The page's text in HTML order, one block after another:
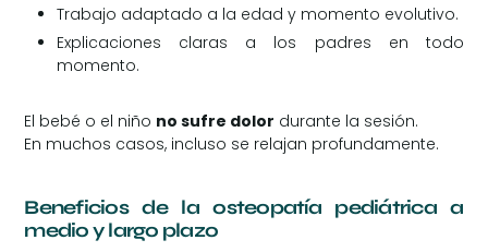
Trabajo adaptado a la edad y momento evolutivo.
Explicaciones claras a los padres en todo
momento.
El bebé o el niño no sufre dolor durante la sesión.
En muchos casos, incluso se relajan profundamente.
Beneficios de la osteopatía pediátrica a
medio y largo plazo